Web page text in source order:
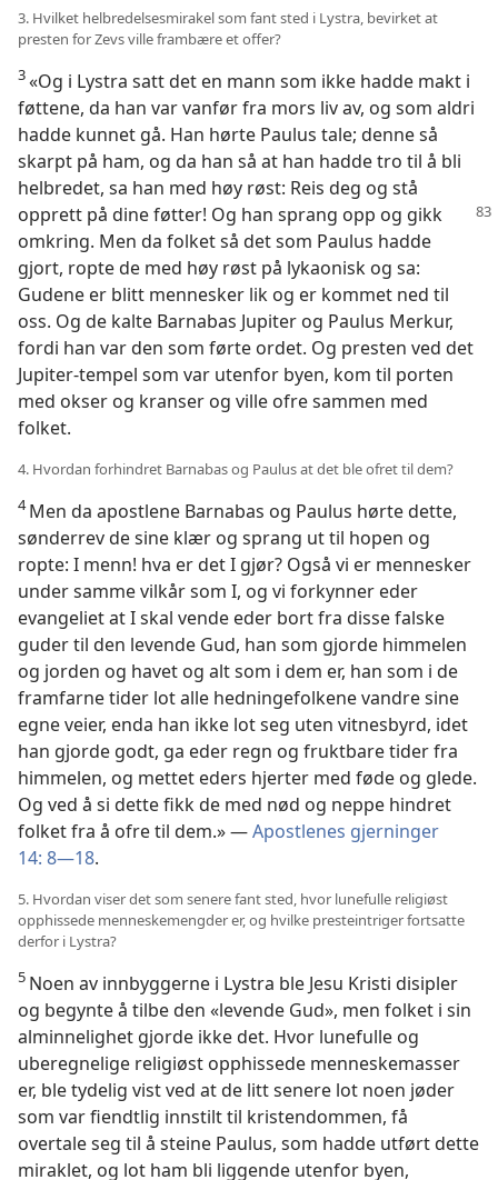
3. Hvilket helbredelsesmirakel som fant sted i Lystra, bevirket at
presten for Zevs ville frambære et offer?
3«Og i Lystra satt det en mann som ikke hadde makt i
føttene, da han var vanfør fra mors liv av, og som aldri
hadde kunnet gå. Han hørte Paulus tale; denne så
skarpt på ham, og da han så at han hadde tro til å bli
helbredet, sa han med høy røst: Reis deg og stå
opprett på dine føtter! Og han sprang opp og gikk
omkring. Men da folket så det som Paulus hadde
gjort, ropte de med høy røst på lykaonisk og sa:
Gudene er blitt mennesker lik og er kommet ned til
oss. Og de kalte Barnabas Jupiter og Paulus Merkur,
fordi han var den som førte ordet. Og presten ved det
Jupiter-tempel som var utenfor byen, kom til porten
med okser og kranser og ville ofre sammen med
folket.
4. Hvordan forhindret Barnabas og Paulus at det ble ofret til dem?
4Men da apostlene Barnabas og Paulus hørte dette,
sønderrev de sine klær og sprang ut til hopen og
ropte: I menn! hva er det I gjør? Også vi er mennesker
under samme vilkår som I, og vi forkynner eder
evangeliet at I skal vende eder bort fra disse falske
guder til den levende Gud, han som gjorde himmelen
og jorden og havet og alt som i dem er, han som i de
framfarne tider lot alle hedningefolkene vandre sine
egne veier, enda han ikke lot seg uten vitnesbyrd, idet
han gjorde godt, ga eder regn og fruktbare tider fra
himmelen, og mettet eders hjerter med føde og glede.
Og ved å si dette fikk de med nød og neppe hindret
folket fra å ofre til dem.» —Apostlenes gjerninger
14: 8—18.
5. Hvordan viser det som senere fant sted, hvor lunefulle religiøst
opphissede menneskemengder er, og hvilke presteintriger fortsatte
derfor i Lystra?
5 Noen av innbyggerne i Lystra ble Jesu Kristi disipler
og begynte å tilbe den «levende Gud», men folket i sin
alminnelighet gjorde ikke det. Hvor lunefulle og
uberegnelige religiøst opphissede menneskemasser
er, ble tydelig vist ved at de litt senere lot noen jøder
som var fiendtlig innstilt til kristendommen, få
overtale seg til å steine Paulus, som hadde utført dette
miraklet, og lot ham bli liggende utenfor byen,